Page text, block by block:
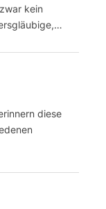
kein
diese